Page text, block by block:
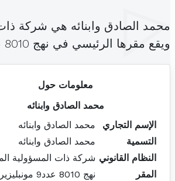
محمد الصادق وابنائه هي شركة
ويقع مقرها الرئيسي في نهج 8010 عدد9 مونبليزير تونس (
معلومات حول
محمد الصادق وابنائه
الإسم التجاري
محمد الصادق وابنائه
التسمية
محمد الصادق وابنائه
النظام القانوني شركة ذات المسؤولية
المقر
نهج 8010 عدد9 مونبليزير تونس